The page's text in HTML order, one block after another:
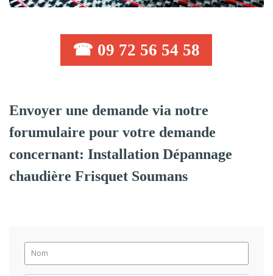
☎ 09 72 56 54 58
Envoyer une demande via notre
forumulaire pour votre demande
concernant: Installation Dépannage
chaudière Frisquet Soumans